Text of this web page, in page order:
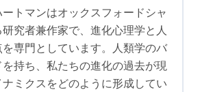
トマンはオックスフォードシャ
究者兼作家で、進化心理学と人
専門としています。人類学のバ
持ち、私たちの進化の過去が現
ミクスをどのように形成してい